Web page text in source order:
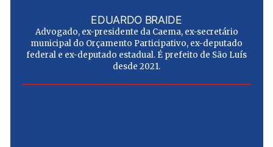
EDUARDO BRAIDE
Advogado, ex-presidente da Caema, ex-secretário
municipal do Orçamento Participativo, ex-deputado
federal e ex-deputado estadual. É prefeito de São Luís
desde 2021.